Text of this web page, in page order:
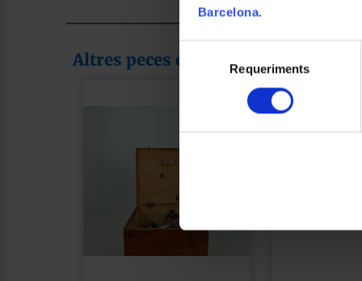
Barcelona.
de
Requeriments
Altres peces de la col·lecció